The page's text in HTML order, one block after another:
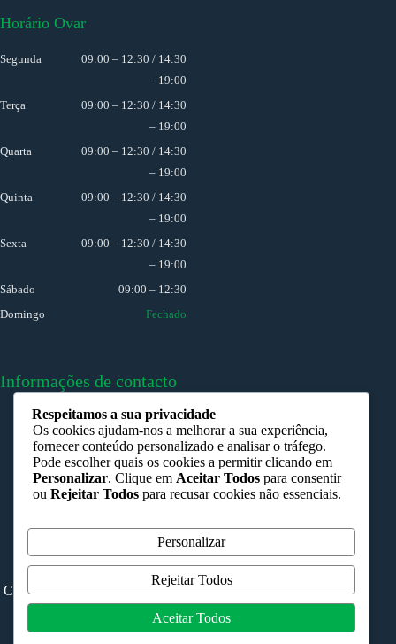
Horário Ovar
Segunda
09:00 – 12:30 / 14:30
– 19:00
Terça
09:00 – 12:30 / 14:30
– 19:00
Quarta
09:00 – 12:30 / 14:30
– 19:00
Quinta
09:00 – 12:30 / 14:30
– 19:00
Sexta
09:00 – 12:30 / 14:30
– 19:00
Sábado
09:00 – 12:30
Domingo
Fechado
Informações de contacto
Porto:
R. Heroísmo 139-A
Ovar:
R. Elias Garcia, 106 - 1 Dto
Ovar:
256 035 859 (rede fixa nacional)
Copyright © 2026 – Clínica do Heroísmo | Desenvolvido por
Bluee
Respeitamos a sua privacidade
Os cookies ajudam-nos a melhorar a sua experiência,
fornecer conteúdo personalizado e analisar o tráfego.
Pode escolher quais os cookies a permitir clicando em
Personalizar. Clique em Aceitar Todos para consentir
ou Rejeitar Todos para recusar cookies não essenciais.
Personalizar
Rejeitar Todos
Aceitar Todos